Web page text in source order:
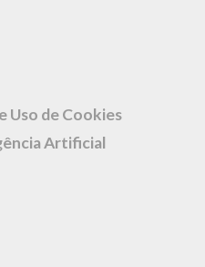
Uso de Cookies
Artificial